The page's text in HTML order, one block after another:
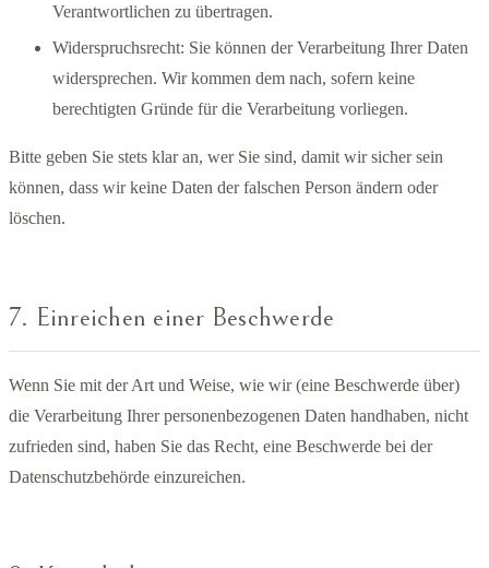
Verantwortlichen zu übertragen.
Widerspruchsrecht: Sie können der Verarbeitung Ihrer Daten
widersprechen. Wir kommen dem nach, sofern keine
berechtigten Gründe für die Verarbeitung vorliegen.
Bitte geben Sie stets klar an, wer Sie sind, damit wir sicher sein
können, dass wir keine Daten der falschen Person ändern oder
löschen.
7. Einreichen einer Beschwerde
Wenn Sie mit der Art und Weise, wie wir (eine Beschwerde über)
die Verarbeitung Ihrer personenbezogenen Daten handhaben, nicht
zufrieden sind, haben Sie das Recht, eine Beschwerde bei der
Datenschutzbehörde einzureichen.